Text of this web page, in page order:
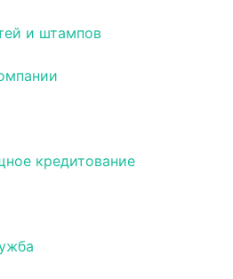
и штампов
кредитование